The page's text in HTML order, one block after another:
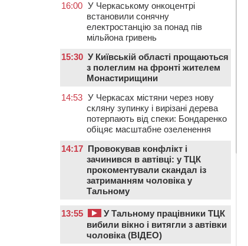
16:00 У Черкаському онкоцентрі
встановили сонячну
електростанцію за понад пів
мільйона гривень
15:30 У Київській області прощаються
з полеглим на фронті жителем
Монастирищини
14:53 У Черкасах містяни через нову
скляну зупинку і вирізані дерева
потерпають від спеки: Бондаренко
обіцяє масштабне озеленення
14:17 Провокував конфлікт і
зачинився в автівці: у ТЦК
прокоментували скандал із
затриманням чоловіка у
Тальному
13:55
У Тальному працівники ТЦК
вибили вікно і витягли з автівки
чоловіка (ВІДЕО)